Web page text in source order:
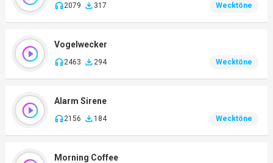
2079 317 Wecktöne
Vogelwecker
2463 294 Wecktöne
Alarm Sirene
2156 184 Wecktöne
Morning Coffee